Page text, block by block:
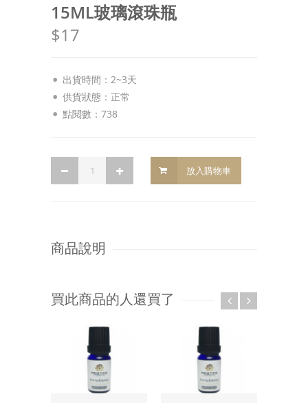
15ML玻璃滾珠瓶
$17
出貨時間：2~3天
供貨狀態： 正常
點閱數：738
放入購物車
商品說明
買此商品的人還買了